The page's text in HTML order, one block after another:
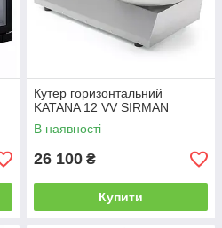
Кутер горизонтальний
KATANA 12 VV SIRMAN
В наявності
26 100 ₴
Купити